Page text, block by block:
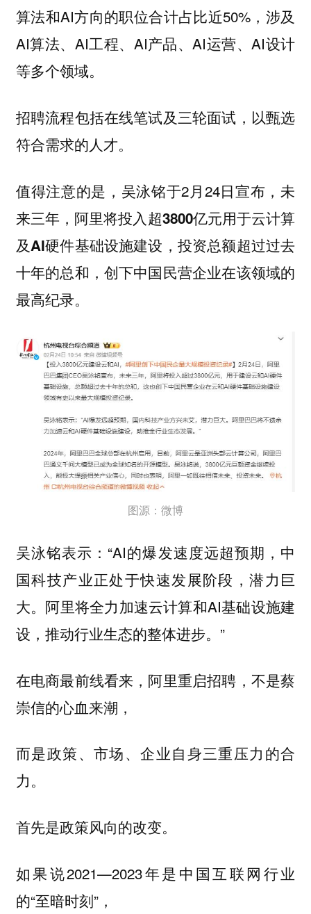
算法和AI方向的职位合计占比近50%，涉及
AI算法、AI工程、AI产品、AI运营、AI设计
等多个领域。
招聘流程包括在线笔试及三轮面试，以甄选
符合需求的人才。
值得注意的是，吴泳铭于2月24日宣布， 未
来三年，阿里将投入超3800亿元用于云计算
及AI硬件基础设施建设 ，投资总额超过过去
十年的总和，创下中国民营企业在该领域的
最高纪录。
图源：微博
吴泳铭表示：“AI的爆发速度远超预期，中
国科技产业正处于快速发展阶段，潜力巨
大。阿里将全力加速云计算和AI基础设施建
设，推动行业生态的整体进步。”
在电商最前线看来，阿里重启招聘，不是蔡
崇信的心血来潮，
而是政策、市场、企业自身三重压力的合
力。
首先是政策风向的改变。
如果说2021—2023年是中国互联网行业
的“至暗时刻”，